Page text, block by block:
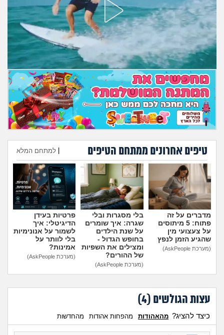
בין הסדינים
חיות מחמד
יוקר המחיה
גאווה
טיפים אחרונים ממתחם הטיפים למתחם המלא
הוספת טיפ
מדברים על זה
פתוח: 5 מיתוסים
על צעצועי מין
שהגיע הזמן לנפץ
(מערכת AskPeople)
בלי מסגרות ובלי
שגרה: איך שומרים
על שנת הילדים
בחופש הגדול -
ומצילים את השפיות
של ההורים?
(מערכת AskPeople)
פרטיות בעידן
הדיגיטלי: איך
לשמור על אנונימיות
בלי לוותר על
אמינות?
(מערכת AskPeople)
עצות הגולשים (4
)
כיצד להציג? מהאהודות מהפחות אהודות מהחדשות